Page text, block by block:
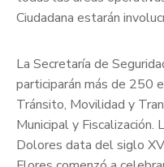
Ciudadana estarán
La Secretaría de
participarán más de 250
Tránsito, Movilidad y
Municipal y
Dolores data del siglo